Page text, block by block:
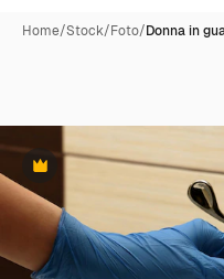
Home/Stock/Foto/Donna in
Premium